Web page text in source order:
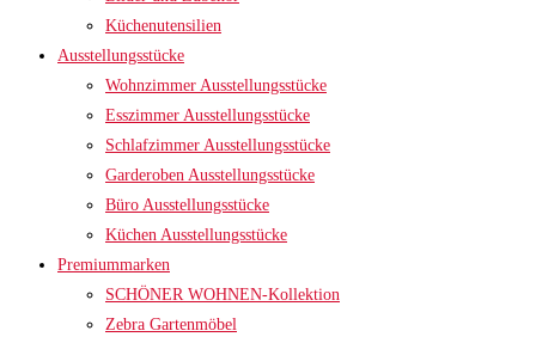
Küchenutensilien
Ausstellungsstücke
Wohnzimmer Ausstellungsstücke
Esszimmer Ausstellungsstücke
Schlafzimmer Ausstellungsstücke
Garderoben Ausstellungsstücke
Büro Ausstellungsstücke
Küchen Ausstellungsstücke
Premiummarken
SCHÖNER WOHNEN-Kollektion
Zebra Gartenmöbel